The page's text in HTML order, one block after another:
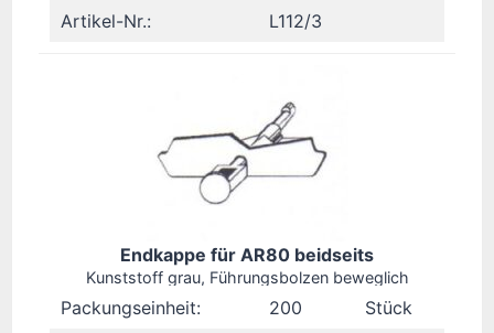
Artikel-Nr.:
L112/3
Endkappe für AR80 beidseits
Kunststoff grau, Führungsbolzen beweglich
Packungseinheit: 200
Stück